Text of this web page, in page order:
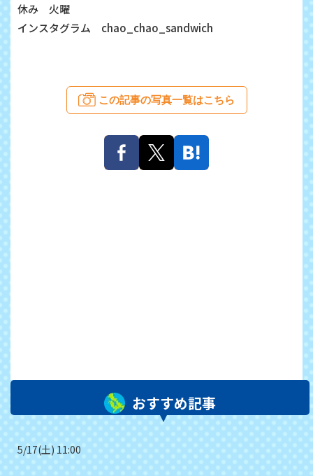
休み 火曜
インスタグラム chao_chao_sandwich
この記事の写真一覧はこちら
おすすめ記事
5/17(土) 11:00